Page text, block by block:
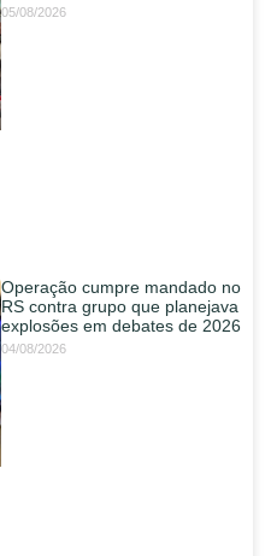
05/08/2026
Operação cumpre mandado no
RS contra grupo que planejava
explosões em debates de 2026
04/08/2026